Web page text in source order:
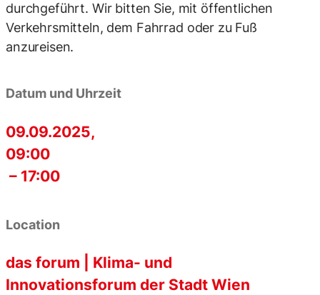
durchgeführt. Wir bitten Sie, mit öffentlichen
Verkehrsmitteln, dem Fahrrad oder zu Fuß
anzureisen.
Datum und Uhrzeit
09.09.2025,
09:00
– 17:00
Location
das forum | Klima- und
Innovationsforum der Stadt Wien